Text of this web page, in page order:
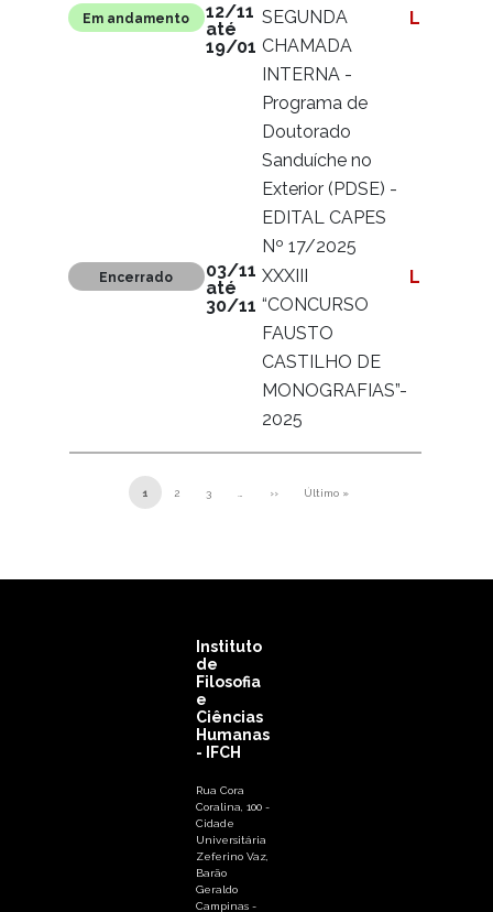
Em andamento
12/11
até
19/01
SEGUNDA
CHAMADA
INTERNA -
Programa de
Doutorado
Sanduíche no
Exterior (PDSE) -
EDITAL CAPES
Nº 17/2025
Ler mais
Encerrado
03/11
até
30/11
XXXIII
“CONCURSO
FAUSTO
CASTILHO DE
MONOGRAFIAS”-
2025
Ler mais
Paginação
1 2 3 ››
Próxima página
Último »
Última página
Instituto
de
Filosofia
e
Ciências
Humanas
- IFCH
Rua Cora
Coralina, 100 -
Cidade
Universitária
Zeferino Vaz,
Barão
Geraldo
Campinas -